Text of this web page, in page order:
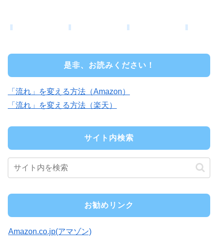
是非、お読みください！
「流れ」を変える方法（Amazon）
「流れ」を変える方法（楽天）
サイト内検索
お勧めリンク
Amazon.co.jp(アマゾン)